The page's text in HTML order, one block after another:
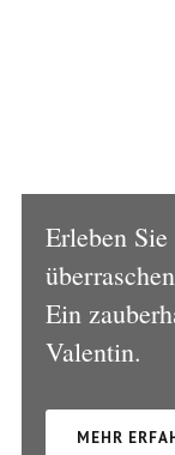
Erleben
Ein
Valentin.
MEHR